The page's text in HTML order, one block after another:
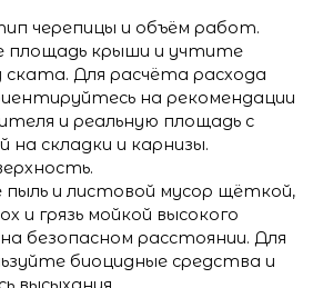
черепицы и объём работ.
площадь крыши и учтите
ската. Для расчёта расхода
на рекомендации
и реальную площадь с
на складки и карнизы.
и листовой мусор щёткой,
и грязь мойкой высокого
безопасном расстоянии. Для
биоцидные средства и